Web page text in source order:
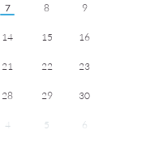
7 8 9
14 15 16
21 22 23
28 29 30
4 5 6